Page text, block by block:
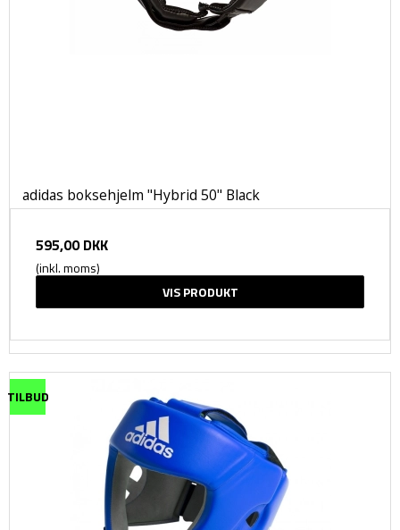
adidas boksehjelm "Hybrid 50" Black
595,00 DKK
(inkl. moms)
VIS PRODUKT
TILBUD